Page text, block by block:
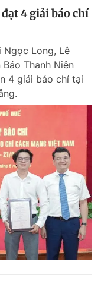
biết
4 giải báo chí
Ngọc Long, Lê
Thanh Niên
4 giải báo chí tại